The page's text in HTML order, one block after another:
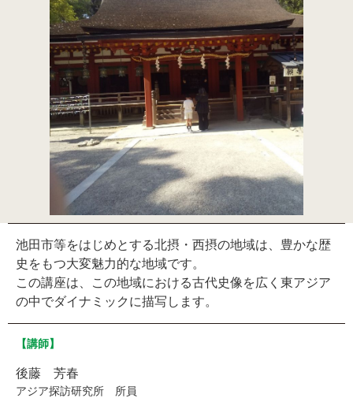
池田市等をはじめとする北摂・西摂の地域は、豊かな歴
史をもつ大変魅力的な地域です。
この講座は、この地域における古代史像を広く東アジア
の中でダイナミックに描写します。
【講師】
後藤 芳春
アジア探訪研究所 所員